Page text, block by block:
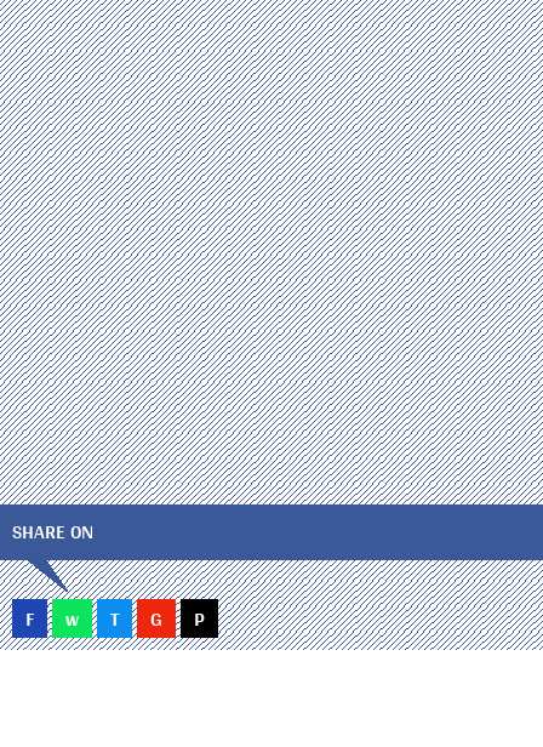
SHARE ON
F w T G P